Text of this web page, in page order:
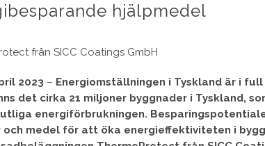
hjälpmedel
från SICC Coatings GmbH
2023 – Energiomställningen i Tyskland är i
det cirka 21 miljoner byggnader i Tyskland,
energiförbrukningen.
och medel för att öka energieffektiviteten i